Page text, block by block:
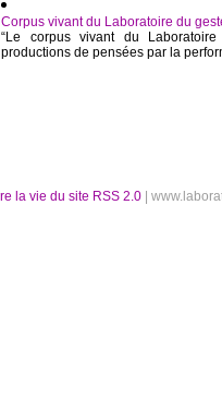
Corpus vivant du Laboratoire du
“Le corpus vivant du
productions de pensées par la
RSS 2.0 |